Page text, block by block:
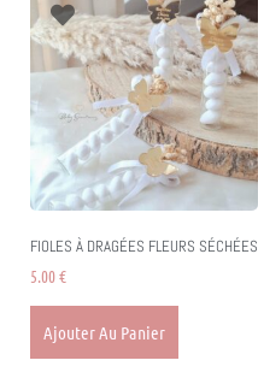
FIOLES À DRAGÉES FLEURS SÉCHÉES
5.00€
Ajouter Au Panier